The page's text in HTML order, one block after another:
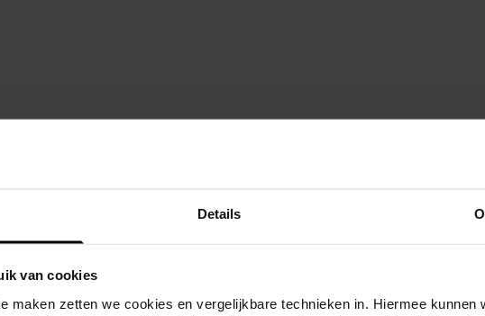
Details
van cookies
maken zetten we cookies en vergelijkbare technieken in. Hiermee kunnen
beheer van
ruimtelijke
"Kennis delen over duurzaam beheer van digitale ruimtelijke